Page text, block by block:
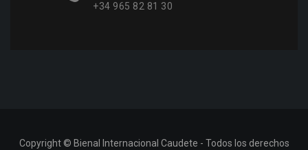
+34 965 82 81 30
Copyright © Bienal Internacional Caudete - Todos los derechos